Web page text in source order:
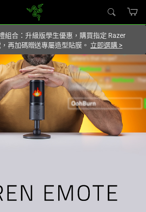
的網站.
組合：升級版學生優惠，購買指定 Razer
再加碼贈送專屬造型貼膜。 立即選購 >